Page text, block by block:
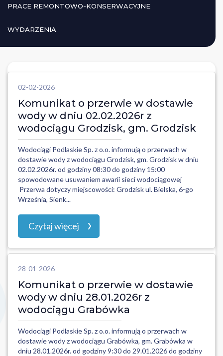
PRACE REMONTOWO-KONSERWACYJNE
WYDARZENIA
02-02-2026
Komunikat o przerwie w dostawie
wody w dniu 02.02.2026r z
wodociągu Grodzisk, gm. Grodzisk
Wodociągi Podlaskie Sp. z o.o. informują o przerwach w
dostawie wody z wodociągu Grodzisk, gm. Grodzisk w dniu
02.02.2026r. od godziny 08:30 do godziny 15:00
spowodowane usuwaniem awarii sieci wodociągowej
Przerwa dotyczy miejscowości: Grodzisk ul. Bielska, 6-go
Września, Sienk...
Czytaj więcej
28-01-2026
Komunikat o przerwie w dostawie
wody w dniu 28.01.2026r z
wodociągu Grabówka
Wodociągi Podlaskie Sp. z o.o. informują o przerwach w
dostawie wody z wodociągu Grabówka, gm. Grabówka w
dniu 28.01.2026r. od godziny 9:30 do 29.01.2026 do godziny